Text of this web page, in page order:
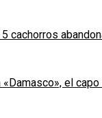
5 cachorros
«Damasco», el